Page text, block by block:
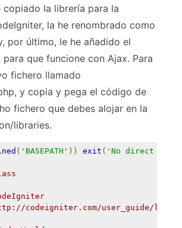
copiado la librería para la
la he renombrado como
por último, le he añadido el
que funcione con Ajax. Para
fichero llamado
y copia y pega el código de
fichero que debes alojar en la
libraries.
( 'BASEPATH' )) exit ( 'No direct
codeigniter.com/user_guide/